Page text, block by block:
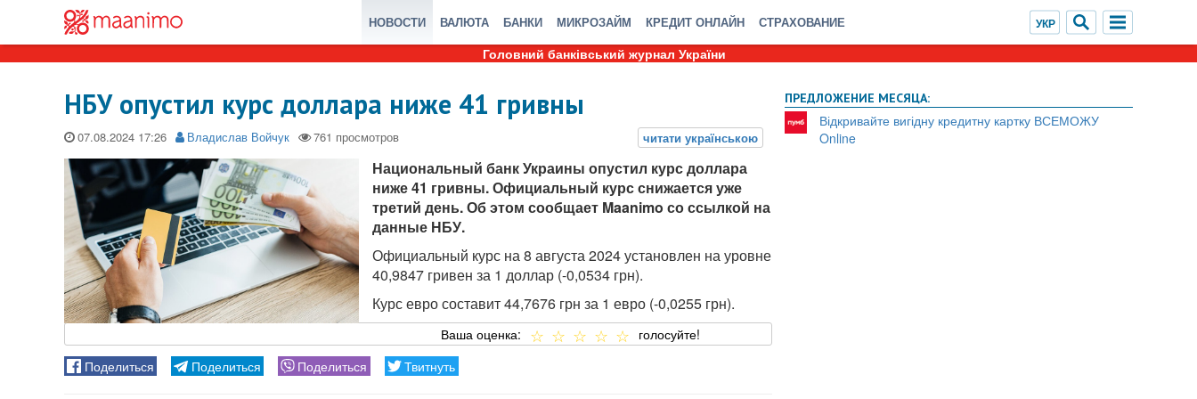
НОВОСТИ ВАЛЮТА БАНКИ МИКРОЗАЙМ КРЕДИТ ОНЛАЙН СТРАХОВАНИЕ
Головний банківський журнал України
НБУ опустил курс доллара ниже 41 гривны
07.08.2024 Владислав Войчук
Национальный банк Украины опустил курс доллара
ниже 41 гривны. Официальный курс снижается уже
третий день. Об этом сообщает Maanimo со ссылкой на
данные НБУ.
Официальный курс на 8 августа 2024 установлен на уровне
40,9847 гривен за 1 доллар (-0,0534 грн).
Курс евро составит 44,7676 грн за 1 евро (-0,0255 грн).
ПРЕДЛОЖЕНИЕ МЕСЯЦА:
Відкривайте вигідну кредитну картку ВСЕМОЖУ
Online